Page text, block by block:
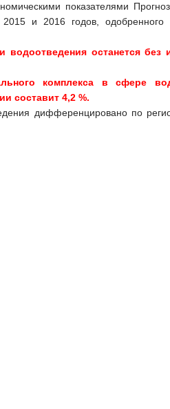
показателями
и 2016 годов, одобренного
останется без
комплекса в сфере
составит 4,2 %.
дифференцировано по